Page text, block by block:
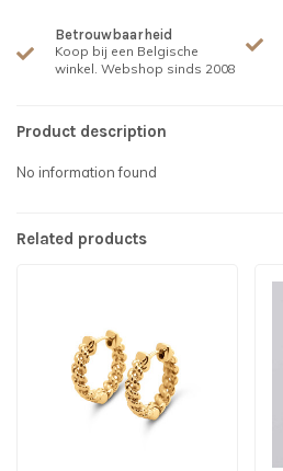
Betrouwbaarheid
Koop bij een Belgische
winkel. Webshop sinds 2008
Product description
No information found
Related products